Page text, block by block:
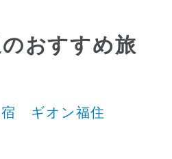
おすすめ旅
ギオン福住